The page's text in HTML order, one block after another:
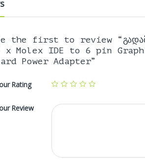
the first to review
x Molex IDE to 6 pin
Power Adapter”
Rating
Review